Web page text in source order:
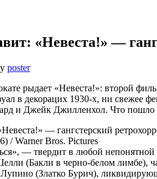
«Невеста!» —
poster
рыдает «Невеста!»: второй
в декорацих 1930-х, ни свежее
и Джейк Джилленхол. Что
/ Warner Bros. Pictures
— твердит в любой
(Бакли в черно-белом лимбе),
(Златко Бурич),